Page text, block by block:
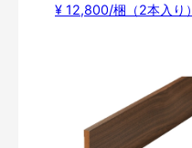
¥ 12,800/梱（2本入り）